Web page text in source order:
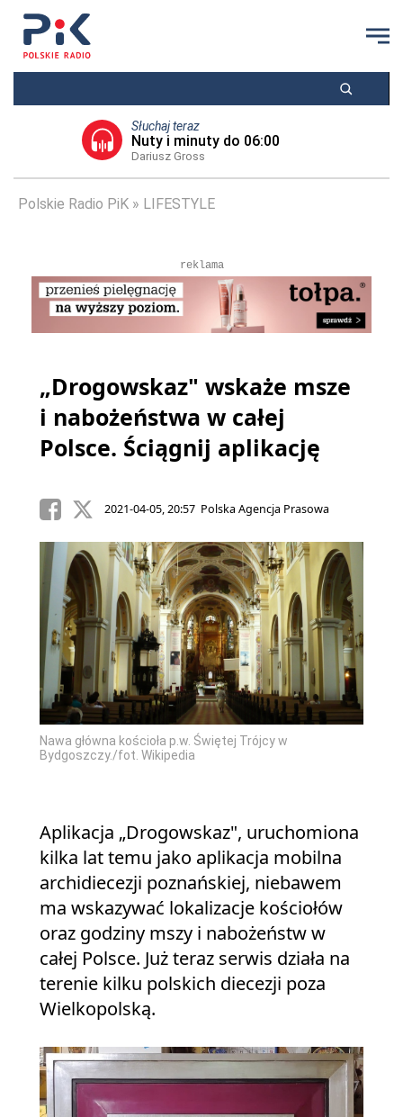
Słuchaj teraz
Nuty i minuty do 06:00
Dariusz Gross
Polskie Radio PiK LIFESTYLE
reklama
„Drogowskaz" wskaże msze
i nabożeństwa w całej
Polsce. Ściągnij aplikację
2021-04-05, 20:57 Polska Agencja Prasowa
Nawa główna kościoła p.w. Świętej Trójcy w
Bydgoszczy./fot. Wikipedia
Aplikacja „Drogowskaz", uruchomiona
kilka lat temu jako aplikacja mobilna
archidiecezji poznańskiej, niebawem
ma wskazywać lokalizacje kościołów
oraz godziny mszy i nabożeństw w
całej Polsce. Już teraz serwis działa na
terenie kilku polskich diecezji poza
Wielkopolską.